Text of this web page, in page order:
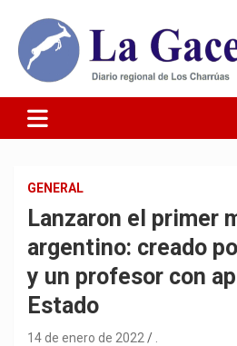
contenido
Diario La Gacela
GENERAL
Lanzaron el primer
argentino: creado
y un profesor con
Estado
14 de enero de 2022